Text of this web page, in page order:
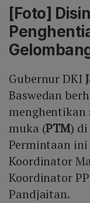
[Foto]
Gubernur DKI
Baswedan
menghentikan
muka (PTM) di
Permintaan
Koordinator
Koordinator
Pandjaitan.